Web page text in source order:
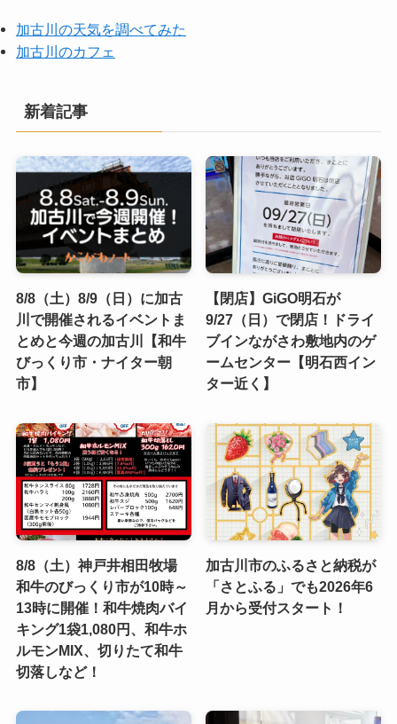
加古川の天気を調べてみた
加古川のカフェ
新着記事
8/8（土）8/9（日）に加古
川で開催されるイベントま
とめと今週の加古川【和牛
びっくり市・ナイター朝
市】
【閉店】GiGO明石が
9/27（日）で閉店！ドライ
ブインながさわ敷地内のゲ
ームセンター【明石西イン
ター近く】
8/8（土）神戸井相田牧場
和牛のびっくり市が10時～
13時に開催！和牛焼肉バイ
キング1袋1,080円、和牛ホ
ルモンMIX、切りたて和牛
切落しなど！
加古川市のふるさと納税が
「さとふる」でも2026年6
月から受付スタート！